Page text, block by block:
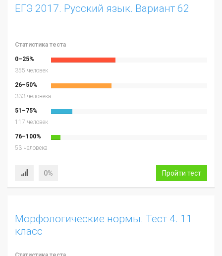
ЕГЭ 2017. Русский язык. Вариант 62
Статистика теста
0–25%
355 человек
26–50%
333 человека
51–75%
117 человек
76–100%
53 человека
0% Пройти тест
Морфологические нормы. Тест 4. 11
класс